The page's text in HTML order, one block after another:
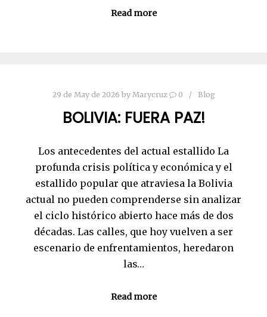
Read more
29 de May de 2026 by Marycruz 0 Blog
BOLIVIA: FUERA PAZ!
Los antecedentes del actual estallido La
profunda crisis política y económica y el
estallido popular que atraviesa la Bolivia
actual no pueden comprenderse sin analizar
el ciclo histórico abierto hace más de dos
décadas. Las calles, que hoy vuelven a ser
escenario de enfrentamientos, heredaron
las…
Read more